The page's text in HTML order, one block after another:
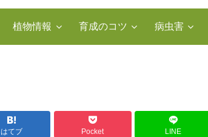
植物情報 育成のコツ 病虫害
はてブ Pocket LINE